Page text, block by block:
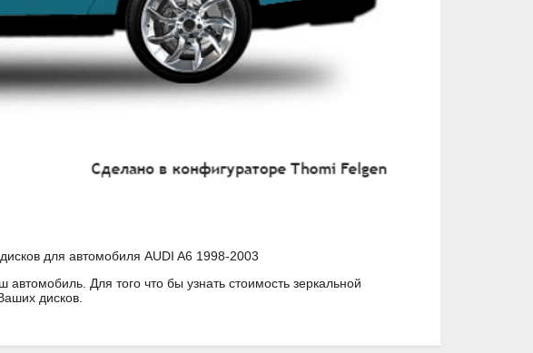
для автомобиля AUDI A6 1998-2003
Для того что бы узнать стоимость зеркальной
дисков.